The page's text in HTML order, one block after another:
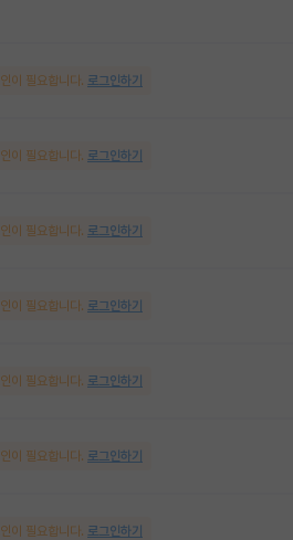
이 필요합니다. 로그인하기
이 필요합니다. 로그인하기
이 필요합니다. 로그인하기
이 필요합니다. 로그인하기
이 필요합니다. 로그인하기
이 필요합니다. 로그인하기
이 필요합니다. 로그인하기